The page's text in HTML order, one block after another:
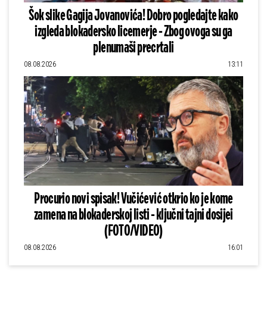
Šok slike Gagija Jovanovića! Dobro pogledajte kako
izgleda blokadersko licemerje - Zbog ovoga su ga
plenumaši precrtali
08.08.2026 13:11
Procurio novi spisak! Vučićević otkrio ko je kome
zamena na blokaderskoj listi - ključni tajni dosijei
(FOTO/VIDEO)
08.08.2026 16:01